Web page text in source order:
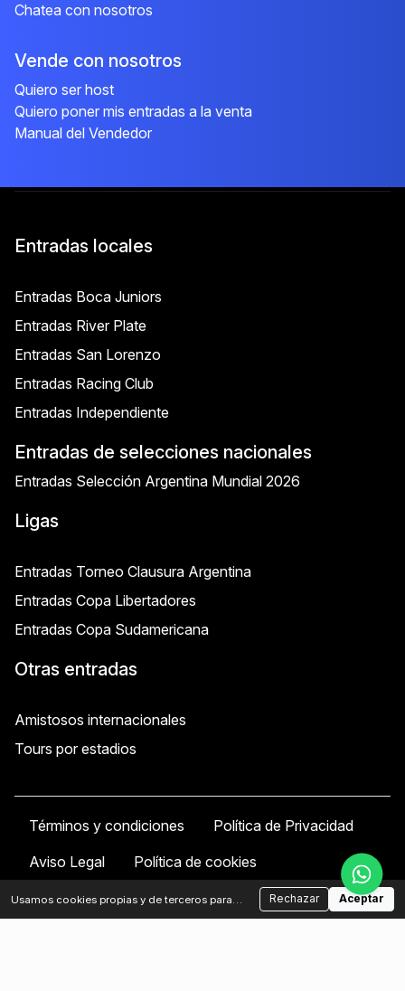
Chatea con nosotros
Vende con nosotros
Quiero ser host
Quiero poner mis entradas a la venta
Manual del Vendedor
Entradas locales
Entradas Boca Juniors
Entradas River Plate
Entradas San Lorenzo
Entradas Racing Club
Entradas Independiente
Entradas de selecciones nacionales
Entradas Selección Argentina Mundial 2026
Ligas
Entradas Torneo Clausura Argentina
Entradas Copa Libertadores
Entradas Copa Sudamericana
Otras entradas
Amistosos internacionales
Tours por estadios
Términos y condiciones
Política de Privacidad
Aviso Legal
Política de cookies
Política de Cancelación
Usamos cookies propias y de terceros para
Rechazar Aceptar